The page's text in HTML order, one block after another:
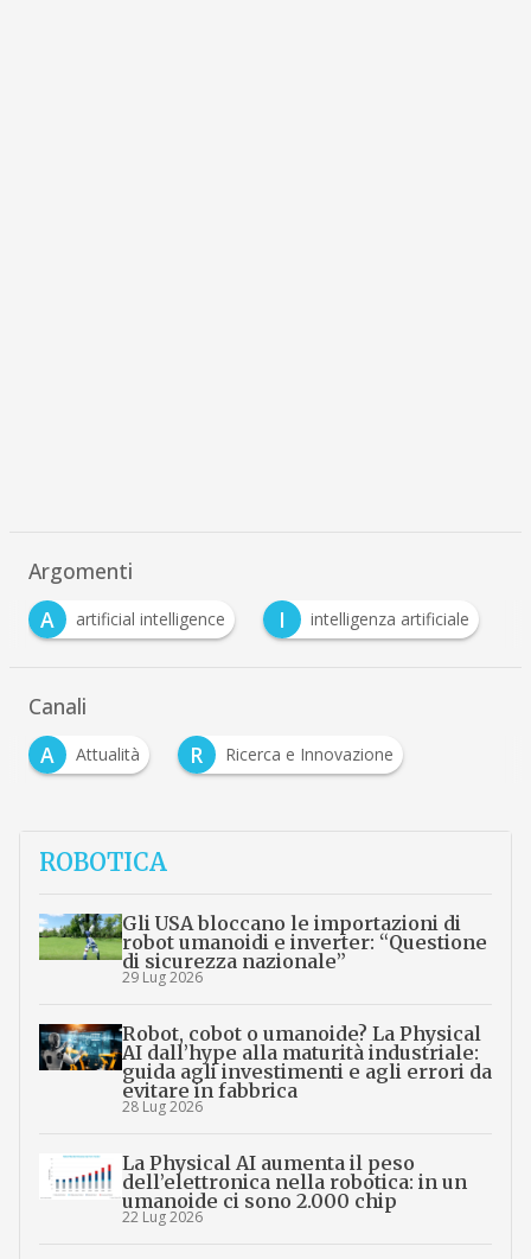
Argomenti
intelligence I intelligenza artificiale O ocse
Canali
A
Attualità R Ricerca e Innovazione
ROBOTICA
Gli USA bloccano le importazioni di
robot umanoidi e inverter: “Questione
di sicurezza nazionale”
29 Lug 2026
Robot, cobot o umanoide? La Physical
AI dall’hype alla maturità industriale:
guida agli investimenti e agli errori da
evitare in fabbrica
28 Lug 2026
La Physical AI aumenta il peso
dell’elettronica nella robotica: in un
umanoide ci sono 2.000 chip
22 Lug 2026